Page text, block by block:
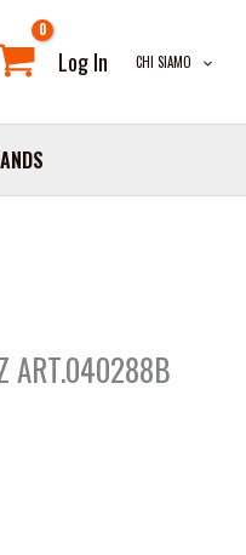
Log In CHI SIAMO
ART.040288B